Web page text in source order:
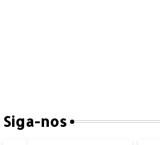
Siga-nos